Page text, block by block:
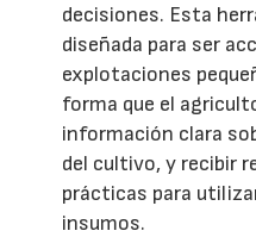
decisiones. Esta
diseñada para ser
explotaciones
forma que el
información clara
del cultivo, y recibir
prácticas para
insumos.